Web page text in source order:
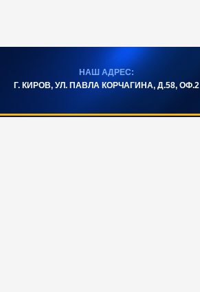
НАШ АДРЕС:
Г. КИРОВ, УЛ. ПАВЛА КОРЧАГИНА, Д.58, ОФ.2